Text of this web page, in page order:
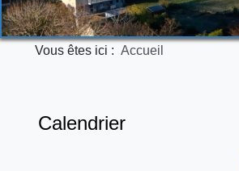
Vous êtes ici : Accueil
Calendrier